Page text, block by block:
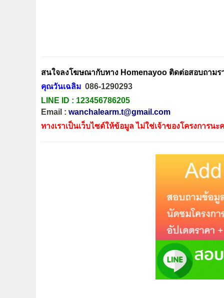
สนใจลงโฆษณากับทาง Homenayoo ติดต่อสอบถามร
คุณวันเฉลิม 086-1290293
LINE ID : 123456786205
Email : wanchalearm.t@gmail.com
ทางเราเป็นเว็บไซต์ให้ข้อมูล ไม่ใช่เจ้าของโครงการนะ